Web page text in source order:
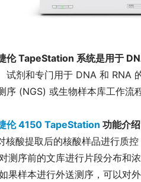
伦 TapeStation 系统是用于
试剂和专门用于 DNA 和 RNA
序 (NGS) 或生物样本库工作流
伦 4150 TapeStation 功能介绍
核酸提取后的核酸样品进行质
测序前的文库进行片段分布和
果样本进行外送测序，可以对